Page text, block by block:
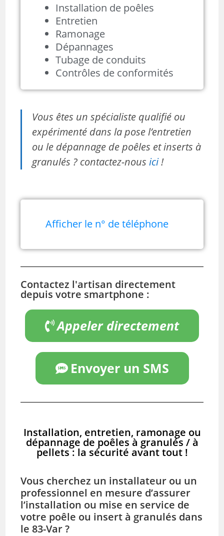
Installation de poêles
Entretien
Ramonage
Dépannages
Tubage de conduits
Contrôles de conformités
Vous êtes un spécialiste qualifié ou
expérimenté dans la pose l’entretien
ou le dépannage de poêles et inserts à
granulés ? contactez-nousici!
Afficher le n° de téléphone
Contactez l'artisan directement
depuis votre smartphone :
Appeler directement
Envoyer un SMS
Installation, entretien, ramonage ou
dépannage de poêles à granulés / à
pellets : la sécurité avant tout !
Vous cherchez un installateur ou un
professionnel en mesure d’assurer
l’installation ou mise en service de
votre poêle ou insert à granulés dans
le 83-Var ?